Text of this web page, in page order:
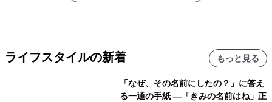
ライフスタイルの新着 もっと見る
「なぜ、その名前にしたの？」に答え
る一通の手紙 ―「きみの名前はね」正